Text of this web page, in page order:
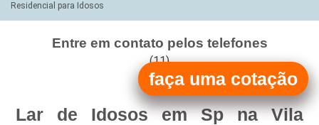
Residencial para Idosos
Entre em contato pelos telefones
(11)
(11)
Lar de Idosos em Sp na Vila
faça uma cotação